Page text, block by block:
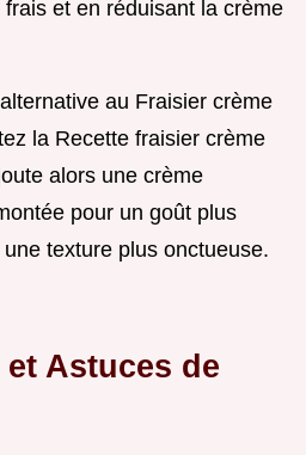
et en réduisant la crème
au Fraisier crème
la Recette fraisier crème
alors une crème
pour un goût plus
texture plus onctueuse.
Astuces de